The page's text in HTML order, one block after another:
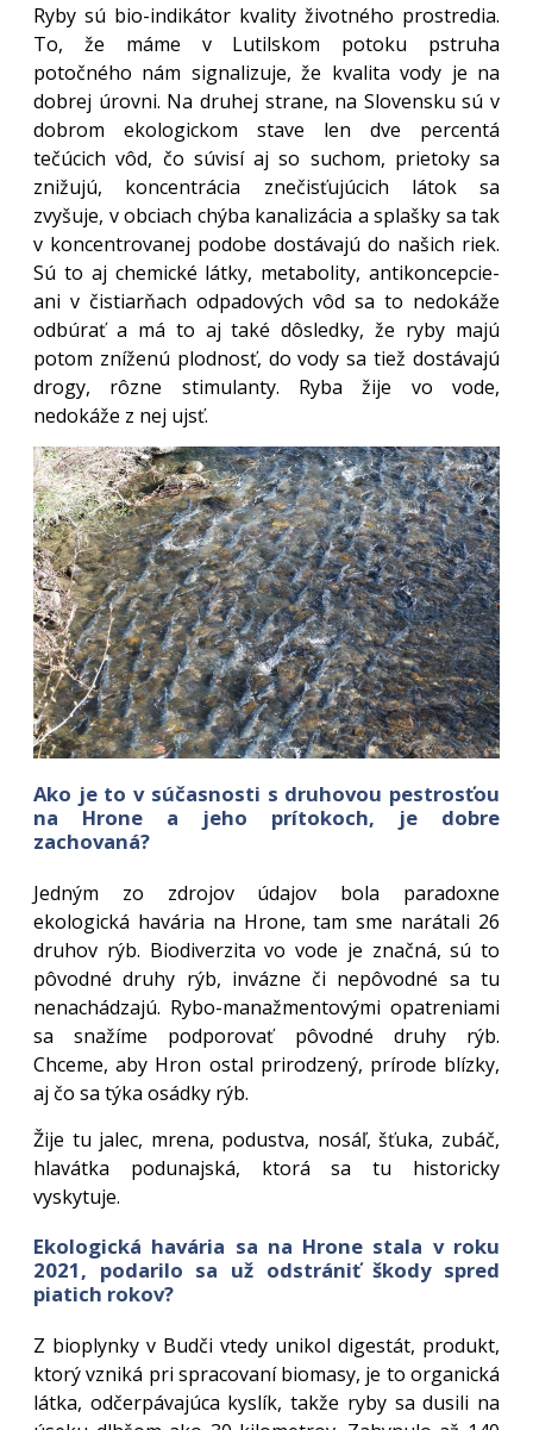
Ryby sú bio-indikátor kvality životného prostredia.
To, že máme v Lutilskom potoku pstruha
potočného nám signalizuje, že kvalita vody je na
dobrej úrovni. Na druhej strane, na Slovensku sú v
dobrom ekologickom stave len dve percentá
tečúcich vôd, čo súvisí aj so suchom, prietoky sa
znižujú, koncentrácia znečisťujúcich látok sa
zvyšuje, v obciach chýba kanalizácia a splašky sa tak
v koncentrovanej podobe dostávajú do našich riek.
Sú to aj chemické látky, metabolity, antikoncepcie-
ani v čistiarňach odpadových vôd sa to nedokáže
odbúrať a má to aj také dôsledky, že ryby majú
potom zníženú plodnosť, do vody sa tiež dostávajú
drogy, rôzne stimulanty. Ryba žije vo vode,
nedokáže z nej ujsť.
Ako je to v súčasnosti s druhovou pestrosťou
na Hrone a jeho prítokoch, je dobre
zachovaná?
Jedným zo zdrojov údajov bola paradoxne
ekologická havária na Hrone, tam sme narátali 26
druhov rýb. Biodiverzita vo vode je značná, sú to
pôvodné druhy rýb, invázne či nepôvodné sa tu
nenachádzajú. Rybo-manažmentovými opatreniami
sa snažíme podporovať pôvodné druhy rýb.
Chceme, aby Hron ostal prirodzený, prírode blízky,
aj čo sa týka osádky rýb.
Žije tu jalec, mrena, podustva, nosáľ, šťuka, zubáč,
hlavátka podunajská, ktorá sa tu historicky
vyskytuje.
Ekologická havária sa na Hrone stala v roku
2021, podarilo sa už odstrániť škody spred
piatich rokov?
Z bioplynky v Budči vtedy unikol digestát, produkt,
ktorý vzniká pri spracovaní biomasy, je to organická
látka, odčerpávajúca kyslík, takže ryby sa dusili na